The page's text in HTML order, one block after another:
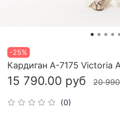
-25%
(0)
Кардиган A-7175 Victoria
15 790.00 руб 20